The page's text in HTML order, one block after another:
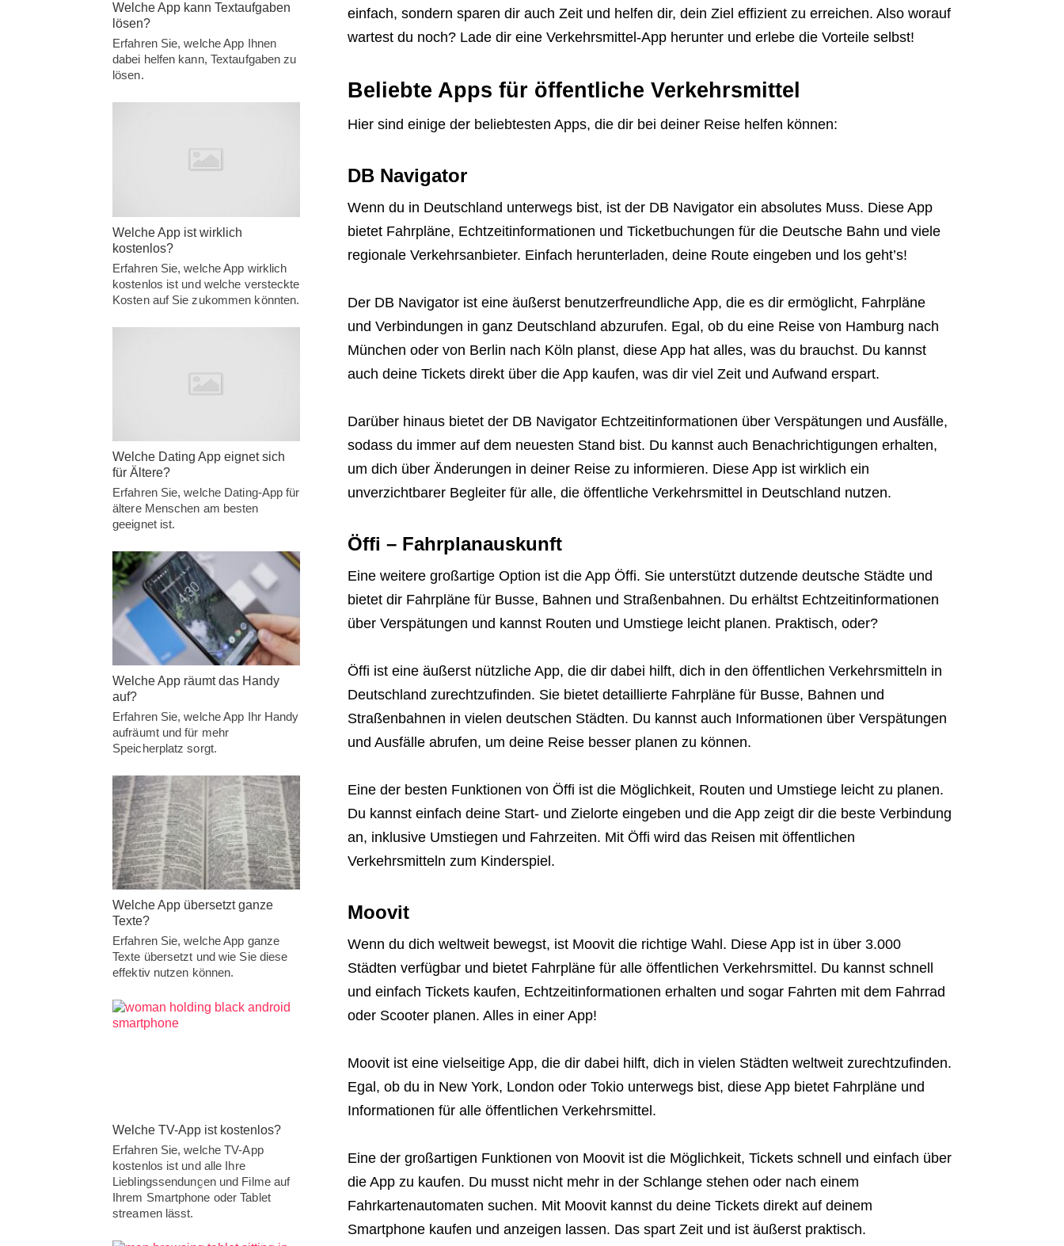
einfach, sondern sparen dir auch Zeit und helfen dir, dein Ziel effizient zu erreichen. Also worauf
wartest du noch? Lade dir eine Verkehrsmittel-App herunter und erlebe die Vorteile selbst!
Beliebte Apps für öffentliche Verkehrsmittel
Hier sind einige der beliebtesten Apps, die dir bei deiner Reise helfen können:
DB Navigator
Wenn du in Deutschland unterwegs bist, ist der DB Navigator ein absolutes Muss. Diese App
bietet Fahrpläne, Echtzeitinformationen und Ticketbuchungen für die Deutsche Bahn und viele
regionale Verkehrsanbieter. Einfach herunterladen, deine Route eingeben und los geht’s!
Der DB Navigator ist eine äußerst benutzerfreundliche App, die es dir ermöglicht, Fahrpläne
und Verbindungen in ganz Deutschland abzurufen. Egal, ob du eine Reise von Hamburg nach
München oder von Berlin nach Köln planst, diese App hat alles, was du brauchst. Du kannst
auch deine Tickets direkt über die App kaufen, was dir viel Zeit und Aufwand erspart.
Darüber hinaus bietet der DB Navigator Echtzeitinformationen über Verspätungen und Ausfälle,
sodass du immer auf dem neuesten Stand bist. Du kannst auch Benachrichtigungen erhalten,
um dich über Änderungen in deiner Reise zu informieren. Diese App ist wirklich ein
unverzichtbarer Begleiter für alle, die öffentliche Verkehrsmittel in Deutschland nutzen.
Öffi – Fahrplanauskunft
Eine weitere großartige Option ist die App Öffi. Sie unterstützt dutzende deutsche Städte und
bietet dir Fahrpläne für Busse, Bahnen und Straßenbahnen. Du erhältst Echtzeitinformationen
über Verspätungen und kannst Routen und Umstiege leicht planen. Praktisch, oder?
Öffi ist eine äußerst nützliche App, die dir dabei hilft, dich in den öffentlichen Verkehrsmitteln in
Deutschland zurechtzufinden. Sie bietet detaillierte Fahrpläne für Busse, Bahnen und
Straßenbahnen in vielen deutschen Städten. Du kannst auch Informationen über Verspätungen
und Ausfälle abrufen, um deine Reise besser planen zu können.
Eine der besten Funktionen von Öffi ist die Möglichkeit, Routen und Umstiege leicht zu planen.
Du kannst einfach deine Start- und Zielorte eingeben und die App zeigt dir die beste Verbindung
an, inklusive Umstiegen und Fahrzeiten. Mit Öffi wird das Reisen mit öffentlichen
Verkehrsmitteln zum Kinderspiel.
Moovit
Wenn du dich weltweit bewegst, ist Moovit die richtige Wahl. Diese App ist in über 3.000
Städten verfügbar und bietet Fahrpläne für alle öffentlichen Verkehrsmittel. Du kannst schnell
und einfach Tickets kaufen, Echtzeitinformationen erhalten und sogar Fahrten mit dem Fahrrad
oder Scooter planen. Alles in einer App!
Moovit ist eine vielseitige App, die dir dabei hilft, dich in vielen Städten weltweit zurechtzufinden.
Egal, ob du in New York, London oder Tokio unterwegs bist, diese App bietet Fahrpläne und
Informationen für alle öffentlichen Verkehrsmittel.
Eine der großartigen Funktionen von Moovit ist die Möglichkeit, Tickets schnell und einfach über
die App zu kaufen. Du musst nicht mehr in der Schlange stehen oder nach einem
Fahrkartenautomaten suchen. Mit Moovit kannst du deine Tickets direkt auf deinem
Smartphone kaufen und anzeigen lassen. Das spart Zeit und ist äußerst praktisch.
Welche App kann Textaufgaben
lösen?
Erfahren Sie, welche App Ihnen
dabei helfen kann, Textaufgaben zu
lösen.
Welche App ist wirklich
kostenlos?
Erfahren Sie, welche App wirklich
kostenlos ist und welche versteckte
Kosten auf Sie zukommen könnten.
Welche Dating App eignet sich
für Ältere?
Erfahren Sie, welche Dating-App für
ältere Menschen am besten
geeignet ist.
Welche App räumt das Handy
auf?
Erfahren Sie, welche App Ihr Handy
aufräumt und für mehr
Speicherplatz sorgt.
Welche App übersetzt ganze
Texte?
Erfahren Sie, welche App ganze
Texte übersetzt und wie Sie diese
effektiv nutzen können.
Welche TV-App ist kostenlos?
Erfahren Sie, welche TV-App
kostenlos ist und alle Ihre
Lieblingssendungen und Filme auf
Ihrem Smartphone oder Tablet
streamen lässt.